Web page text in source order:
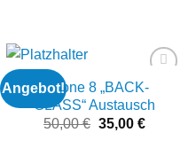
Angebot!
Add to
wishlist
iPhone 8 „BACK-
GLASS“ Austausch
50,00€ Ursprünglicher
35,00 €